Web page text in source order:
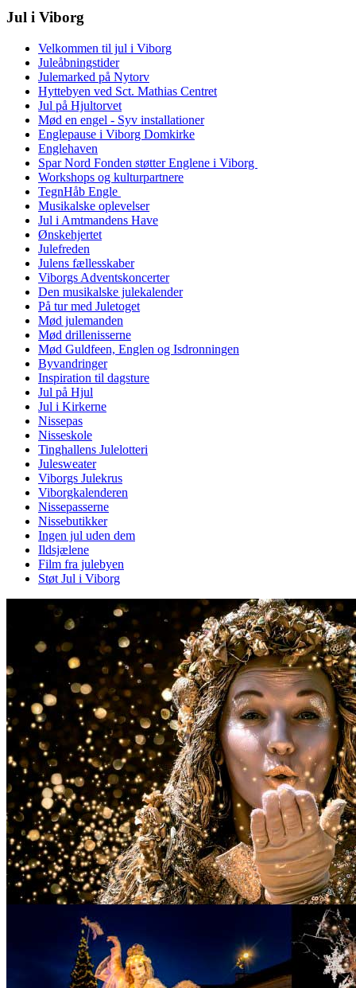
Jul i Viborg
Velkommen til jul i Viborg
Juleåbningstider
Julemarked på Nytorv
Hyttebyen ved Sct. Mathias Centret
Jul på Hjultorvet
Mød en engel - Syv installationer
Englepause i Viborg Domkirke
Englehaven
Spar Nord Fonden støtter Englene i Viborg
Workshops og kulturpartnere
TegnHåb Engle
Musikalske oplevelser
Jul i Amtmandens Have
Ønskehjertet
Julefreden
Julens fællesskaber
Viborgs Adventskoncerter
Den musikalske julekalender
På tur med Juletoget
Mød julemanden
Mød drillenisserne
Mød Guldfeen, Englen og Isdronningen
Byvandringer
Inspiration til dagsture
Jul på Hjul
Jul i Kirkerne
Nissepas
Nisseskole
Tinghallens Julelotteri
Julesweater
Viborgs Julekrus
Viborgkalenderen
Nissepasserne
Nissebutikker
Ingen jul uden dem
Ildsjælene
Film fra julebyen
Støt Jul i Viborg